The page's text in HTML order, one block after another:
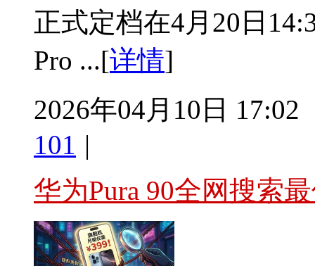
正式定档在4月20日
Pro ...[详情]
2026年04月10日 17:02
101 |
华为Pura 90全网搜索